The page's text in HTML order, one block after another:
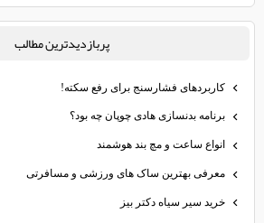
پربازديدترين مطالب
کاربردهای فشارسنج برای رفع سکته!
برنامه بدنسازی هادی چوپان چه بود؟
انواع ساعت و مچ‌ بند هوشمند
معرفی بهترین ساک های ورزشی و مسافرتی
خرید سیر سیاه دکتر بیز